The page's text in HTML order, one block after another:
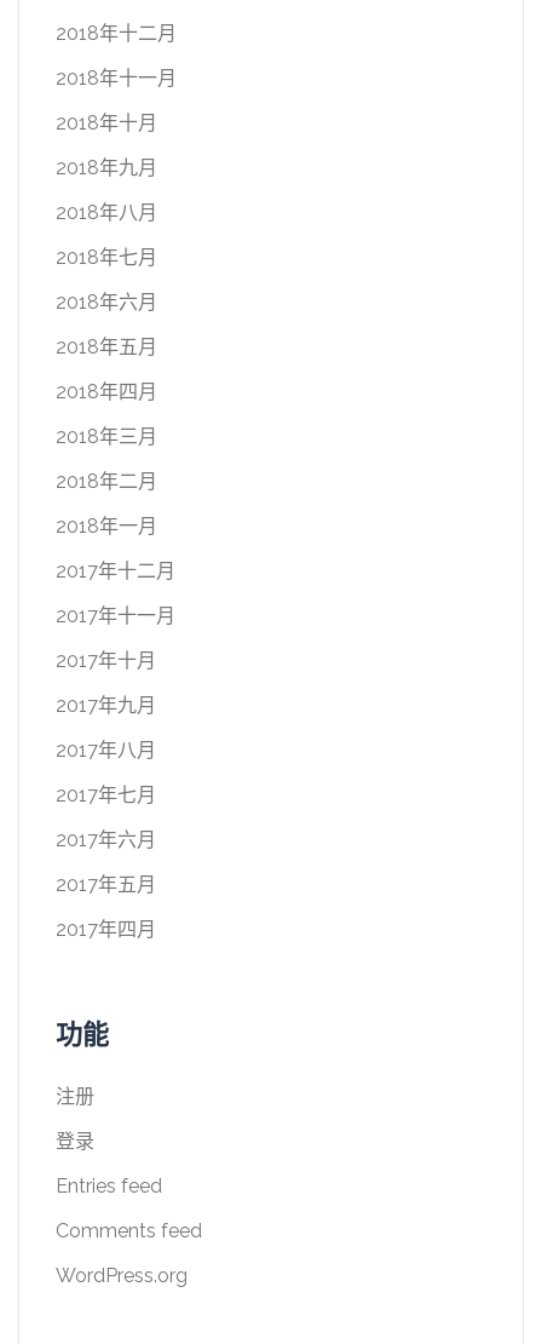
2018年十二月
2018年十一月
2018年十月
2018年九月
2018年八月
2018年七月
2018年六月
2018年五月
2018年四月
2018年三月
2018年二月
2018年一月
2017年十二月
2017年十一月
2017年十月
2017年九月
2017年八月
2017年七月
2017年六月
2017年五月
2017年四月
功能
注册
登录
Entries feed
Comments feed
WordPress.org